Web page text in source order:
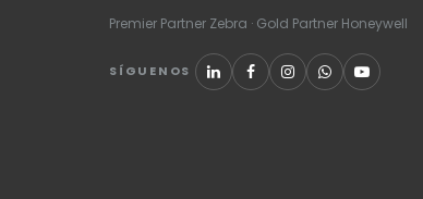
Premier Partner Zebra · Gold Partner Honeywell
SÍGUENOS